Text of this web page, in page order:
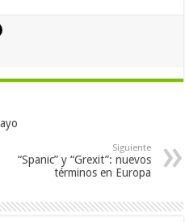
Siguiente
“Spanic” y “Grexit”: nuevos
términos en Europa